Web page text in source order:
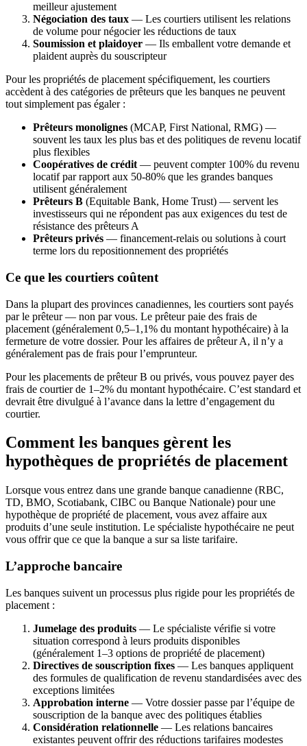
meilleur ajustement
Négociation des taux — Les courtiers utilisent les relations
de volume pour négocier les réductions de taux
Soumission et plaidoyer — Ils emballent votre demande et
plaident auprès du souscripteur
Pour les propriétés de placement spécifiquement, les courtiers
accèdent à des catégories de prêteurs que les banques ne peuvent
tout simplement pas égaler :
Prêteurs monolignes (MCAP, First National, RMG) —
souvent les taux les plus bas et des politiques de revenu locatif
plus flexibles
Coopératives de crédit — peuvent compter 100% du revenu
locatif par rapport aux 50-80% que les grandes banques
utilisent généralement
Prêteurs B (Equitable Bank, Home Trust) — servent les
investisseurs qui ne répondent pas aux exigences du test de
résistance des prêteurs A
Prêteurs privés — financement-relais ou solutions à court
terme lors du repositionnement des propriétés
Ce que les courtiers coûtent
Dans la plupart des provinces canadiennes, les courtiers sont payés
par le prêteur — non par vous. Le prêteur paie des frais de
placement (généralement 0,5–1,1% du montant hypothécaire) à la
fermeture de votre dossier. Pour les affaires de prêteur A, il n’y a
généralement pas de frais pour l’emprunteur.
Pour les placements de prêteur B ou privés, vous pouvez payer des
frais de courtier de 1–2% du montant hypothécaire. C’est standard et
devrait être divulgué à l’avance dans la lettre d’engagement du
courtier.
Comment les banques gèrent les
hypothèques de propriétés de placement
Lorsque vous entrez dans une grande banque canadienne (RBC,
TD, BMO, Scotiabank, CIBC ou Banque Nationale) pour une
hypothèque de propriété de placement, vous avez affaire aux
produits d’une seule institution. Le spécialiste hypothécaire ne peut
vous offrir que ce que la banque a sur sa liste tarifaire.
L’approche bancaire
Les banques suivent un processus plus rigide pour les propriétés de
placement :
Jumelage des produits — Le spécialiste vérifie si votre
situation correspond à leurs produits disponibles
(généralement 1–3 options de propriété de placement)
Directives de souscription fixes — Les banques appliquent
des formules de qualification de revenu standardisées avec des
exceptions limitées
Approbation interne — Votre dossier passe par l’équipe de
souscription de la banque avec des politiques établies
Considération relationnelle — Les relations bancaires
existantes peuvent offrir des réductions tarifaires modestes